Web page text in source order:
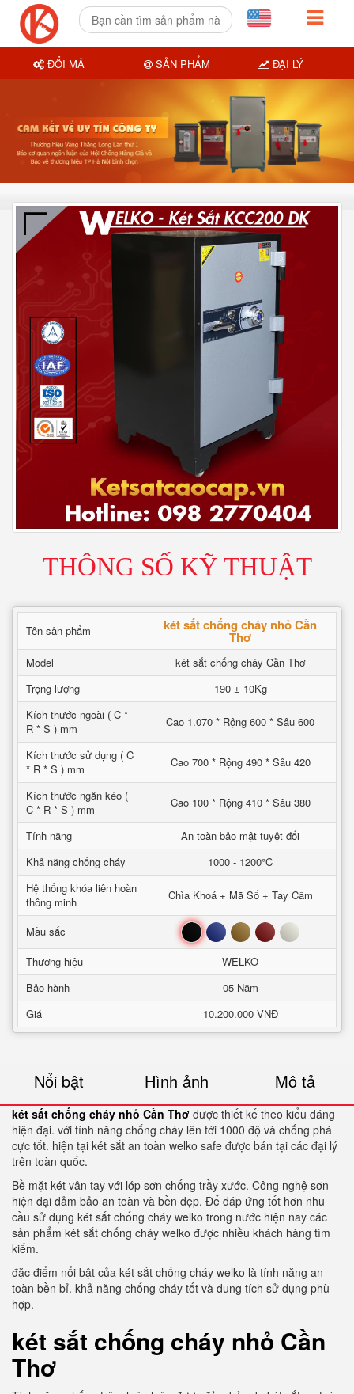
THÔNG SỐ KỸ THUẬT
Tên sản phẩm két sắt chống cháy nhỏ Cần
Thơ
Model
két sắt chống cháy Cần Thơ
Trọng lượng
190 ± 10Kg
Kích thước ngoài ( C *
R * S ) mm
Cao 1.070 * Rộng 600 * Sâu 600
Kích thước sử dụng ( C
* R * S ) mm
Cao 700 * Rộng 490 * Sâu 420
Kích thước ngăn kéo (
C * R * S ) mm
Cao 100 * Rộng 410 * Sâu 380
Tính năng
An toàn bảo mật tuyệt đối
Khả năng chống cháy
1000 - 1200°C
Hệ thống khóa liên hoàn
thông minh
Chìa Khoá + Mã Số + Tay Cầm
Mầu sắc Đen Xanh Nâu Đỏ Trắng
Thương hiệu
WELKO
Bảo hành
05 Năm
Giá
10.200.000 VNĐ
Nổi bật Hình ảnh Mô tả
két sắt chống cháy nhỏ Cần Thơ được thiết kế theo kiểu dáng
hiện đại. với tính năng chống cháy lên tới 1000 độ và chống phá
cực tốt. hiện tại két sắt an toàn welko safe được bán tại các đại lý
trên toàn quốc.
Bề mặt két vân tay với lớp sơn chống trầy xước. Công nghệ sơn
hiện đại đảm bảo an toàn và bền đẹp. Để đáp ứng tốt hơn nhu
cầu sử dụng két sắt chống cháy welko trong nước hiện nay các
sản phẩm két sắt chống cháy welko được nhiều khách hàng tìm
kiếm.
đặc điểm nổi bật của két sắt chống cháy welko là tính năng an
toàn bền bỉ. khả năng chống cháy tốt và dung tích sử dụng phù
hợp.
két sắt chống cháy nhỏ Cần
Thơ
ĐỔI MÃ SẢN PHẨM ĐẠI LÝ